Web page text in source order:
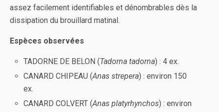
assez facilement identifiables et dénombrables dès la
dissipation du brouillard matinal.
Espèces observées
TADORNE DE BELON (Tadorna tadorna) : 4 ex.
CANARD CHIPEAU (Anas strepera) : environ 150
ex.
CANARD COLVERT (Anas platyrhynchos) : environ